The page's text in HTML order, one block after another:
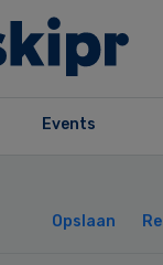
Events
Opslaan